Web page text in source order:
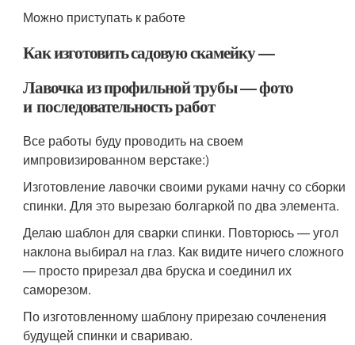
Можно приступать к работе
Как изготовить садовую скамейку —
Лавочка из профильной трубы — фото
и последовательность работ
Все работы буду проводить на своем
импровизированном верстаке:)
Изготовление лавочки своими руками начну со сборки
спинки. Для это вырезаю болгаркой по два элемента.
Делаю шаблон для сварки спинки. Повторюсь — угол
наклона выбирал на глаз. Как видите ничего сложного
— просто прирезал два бруска и соединил их
саморезом.
По изготовленному шаблону прирезаю сочленения
будущей спинки и свариваю.